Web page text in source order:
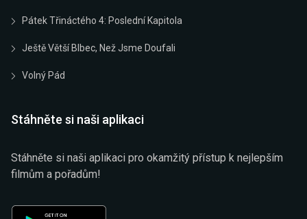
Pátek Třináctého 4: Poslední Kapitola
Ještě Větší Blbec, Než Jsme Doufali
Volný Pád
Stáhněte si naši aplikaci
Stáhněte si naši aplikaci pro okamžitý přístup k nejlepším
filmům a pořadům!